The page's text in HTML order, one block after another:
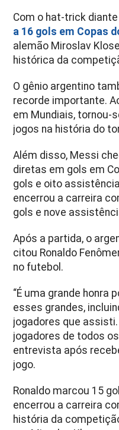
Com o hat-trick diante
a 16 gols em Copas
alemão Miroslav
histórica da
O gênio argentino
recorde importante.
em Mundiais, tornou-
jogos na história do
Além disso, Messi
diretas em gols em
gols e oito
encerrou a carreira
gols e nove
Após a partida, o
citou Ronaldo
no futebol.
“É uma grande honra
esses grandes,
jogadores que
jogadores de todos
entrevista após
jogo.
Ronaldo marcou 15
encerrou a carreira
história da